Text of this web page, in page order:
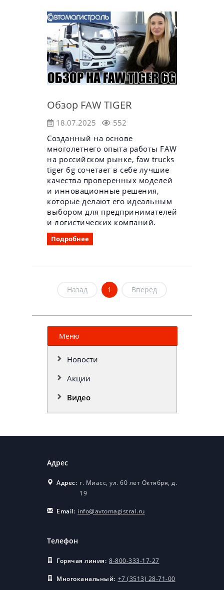
Обзор FAW TIGER
18.07.2025
552
Созданный на основе
многолетнего опыта работы FAW
на российском рынке, faw trucks
tiger 6g сочетает в себе лучшие
качества проверенных моделей
и инновационные решения,
которые делают его идеальным
выбором для предпринимателей
и логистических компаний.
Подробнее
Назад 1 Вперед
Меню
Новости
Акции
Видео
Адрес
Адрес: г. Миасс, ул. 60 лет Октября, д.
19
Email: info@avtomagistral.ru
Телефон
Горячая линия: 8-800-333-17-27
Многоканальный: +7 (3513) 28-71-00